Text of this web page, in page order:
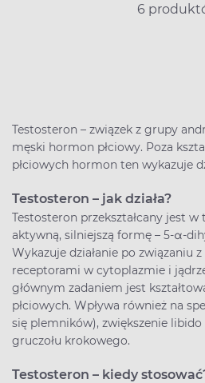
6
Testosteron – związek z grupy
męski hormon płciowy. Poza
płciowych hormon ten wykazuje
Testosteron – jak działa?
Testosteron przekształcany jest
aktywną, silniejszą formę – 5-α-
Wykazuje działanie po związaniu
receptorami w cytoplazmie i
głównym zadaniem jest
płciowych. Wpływa również na
się plemników), zwiększenie
gruczołu krokowego.
Testosteron – kiedy